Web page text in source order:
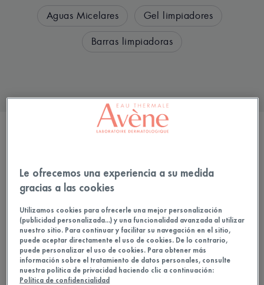
Aguas Micelares Gel limpiadores
Barras limpiadoras
1 resultados
Le ofrecemos una experiencia a su medida
gracias a las cookies
Utilizamos cookies para ofrecerle una mejor personalización
(publicidad personalizada...) y una funcionalidad avanzada al utilizar
nuestro sitio. Para continuar y facilitar su navegación en el sitio,
puede aceptar directamente el uso de cookies. De lo contrario,
puede personalizar el uso de cookies. Para obtener más
información sobre el tratamiento de datos personales, consulte
nuestra política de privacidad haciendo clic a continuación:
Política de confidencialidad